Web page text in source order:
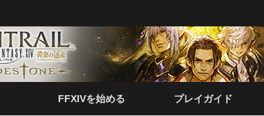
FFXIVを始める プレイガイド